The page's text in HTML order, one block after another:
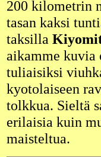
200 kilometrin
tasan kaksi
taksilla
aikamme kuvia
tuliaisiksi
kyotolaiseen
tolkkua. Sieltä
erilaisia kuin
maisteltua.